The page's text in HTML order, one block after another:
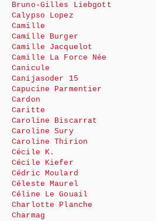
Bruno-Gilles Liebgott
Calypso Lopez
Camille
Camille Burger
Camille Jacquelot
Camille La Force Née
Canicule
Canijasoder 15
Capucine Parmentier
Cardon
Caritte
Caroline Biscarrat
Caroline Sury
Caroline Thirion
Cécile K.
Cécile Kiefer
Cédric Moulard
Céleste Maurel
Céline Le Gouail
Charlotte Planche
Charmag